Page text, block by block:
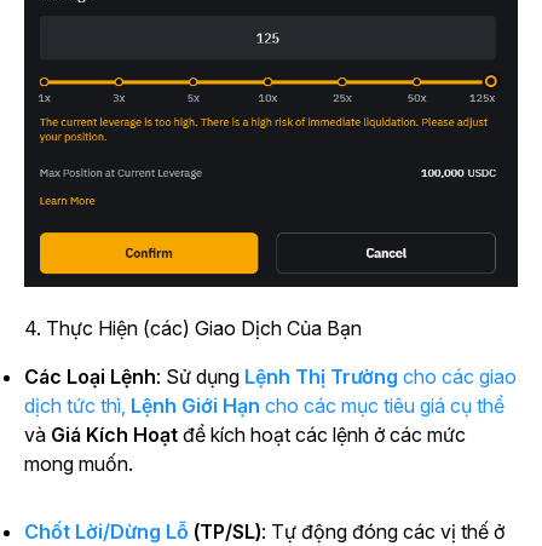
4. Thực Hiện (các) Giao Dịch Của Bạn
Các Loại Lệnh: Sử dụng Lệnh Thị Trường cho các giao
dịch tức thì, Lệnh Giới Hạn cho các mục tiêu giá cụ thể
và Giá Kích Hoạt để kích hoạt các lệnh ở các mức
mong muốn.
Chốt Lời/Dừng Lỗ (TP/SL): Tự động đóng các vị thế ở